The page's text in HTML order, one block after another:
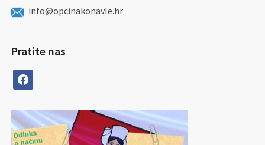
info@opcinakonavle.hr
Pratite nas
facebook